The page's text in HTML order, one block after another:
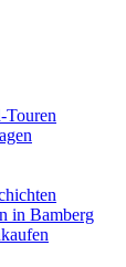
Touren
in Bamberg